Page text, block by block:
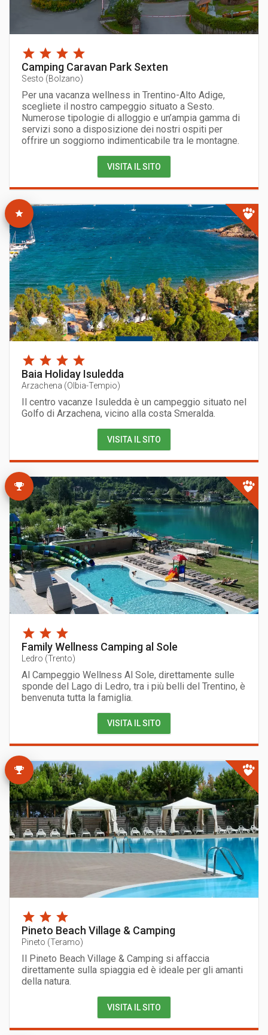
Camping Caravan Park Sexten
Sesto (Bolzano)
Per una vacanza wellness in Trentino-Alto Adige,
scegliete il nostro campeggio situato a Sesto.
Numerose tipologie di alloggio e un’ampia gamma di
servizi sono a disposizione dei nostri ospiti per
offrire un soggiorno indimenticabile tra le montagne.
VISITA IL SITO
Baia Holiday Isuledda
Arzachena (Olbia-Tempio)
Il centro vacanze Isuledda è un campeggio situato nel
Golfo di Arzachena, vicino alla costa Smeralda.
VISITA IL SITO
Family Wellness Camping al Sole
Ledro (Trento)
Al Campeggio Wellness Al Sole, direttamente sulle
sponde del Lago di Ledro, tra i più belli del Trentino, è
benvenuta tutta la famiglia.
VISITA IL SITO
Pineto Beach Village & Camping
Pineto (Teramo)
Il Pineto Beach Village & Camping si affaccia
direttamente sulla spiaggia ed è ideale per gli amanti
della natura.
VISITA IL SITO